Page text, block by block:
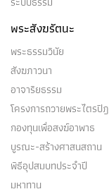
พระสังฆรัตนะ
พระธรรมวินัย
สังฆภาวนา
อาจาริยธรรม
โครงการถวายพระไตร
กองทุนเพื่อสงฆ์อาพาธ
บูรณะ-สร้างศาสนสถาน
พิธีอุปสมบทประจำปี
มหาทาน